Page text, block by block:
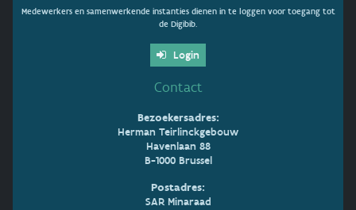
Medewerkers en samenwerkende instanties dienen in te loggen voor toegang tot
de Digibib.
Login
Contact
Bezoekersadres:
Herman Teirlinckgebouw
Havenlaan 88
B-1000 Brussel
Postadres:
SAR Minaraad